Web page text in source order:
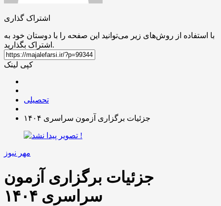
اشتراک گذاری
با استفاده از روش‌های زیر می‌توانید این صفحه را با دوستان خود به
اشتراک بگذارید.
کپی لینک
تحصیلی
جزئیات برگزاری آزمون سراسری ۱۴۰۴
مهر نیوز
جزئیات برگزاری آزمون
سراسری ۱۴۰۴